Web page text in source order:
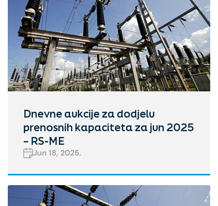
Dnevne aukcije za dodjelu
prenosnih kapaciteta za jun 2025
– RS-ME
Jun 18, 2025.